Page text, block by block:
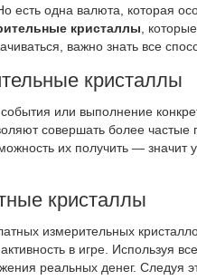
есть одна валюта, которая
кристаллы ,
важно знать все
кристаллы
или выполнение
совершать более частые
их получить — значит
кристаллы
измерительных
в игре. Используя
реальных денег. Следуя